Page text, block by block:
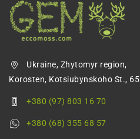
Ukraine, Zhytomyr region,
Korosten, Kotsiubynskoho St., 65
+380 (97) 803 16 70
+380 (68) 355 68 57